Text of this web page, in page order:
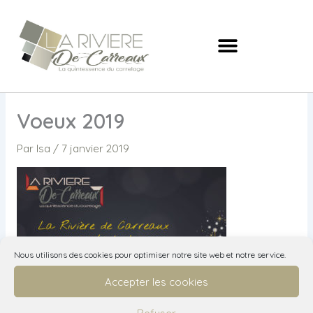
Nous utilisons des cookies pour optimiser notre site web et notre service.
Accepter les cookies
contenu
Voeux 2019
Par Isa / 7 janvier 2019